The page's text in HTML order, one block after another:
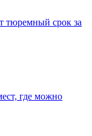
тюремный срок за
где можно